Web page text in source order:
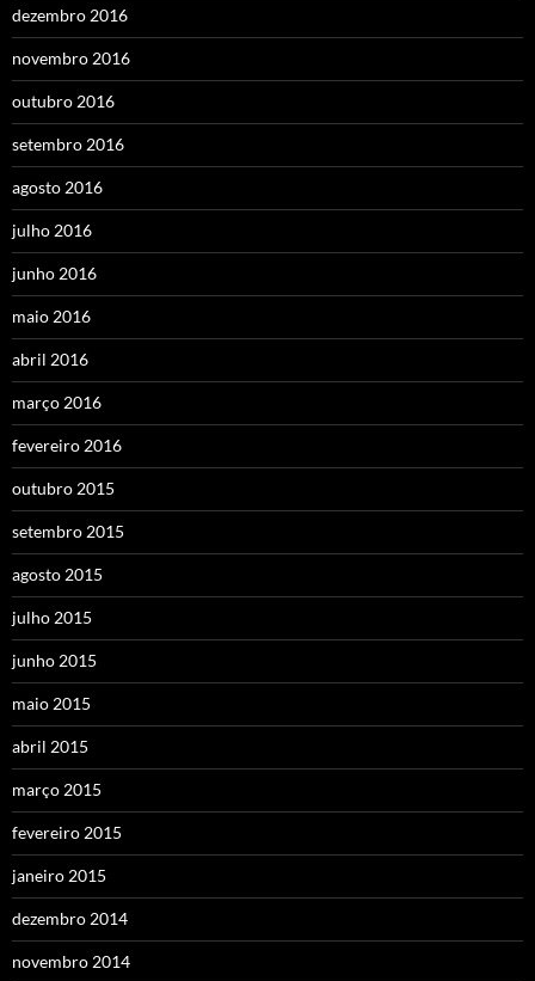
dezembro 2016
novembro 2016
outubro 2016
setembro 2016
agosto 2016
julho 2016
junho 2016
maio 2016
abril 2016
março 2016
fevereiro 2016
outubro 2015
setembro 2015
agosto 2015
julho 2015
junho 2015
maio 2015
abril 2015
março 2015
fevereiro 2015
janeiro 2015
dezembro 2014
novembro 2014